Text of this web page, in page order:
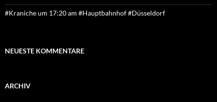
#Kraniche um 17:20 am #Hauptbahnhof #Düsseldorf
NEUESTE KOMMENTARE
ARCHIV